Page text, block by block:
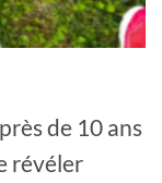
de 10 ans
révéler